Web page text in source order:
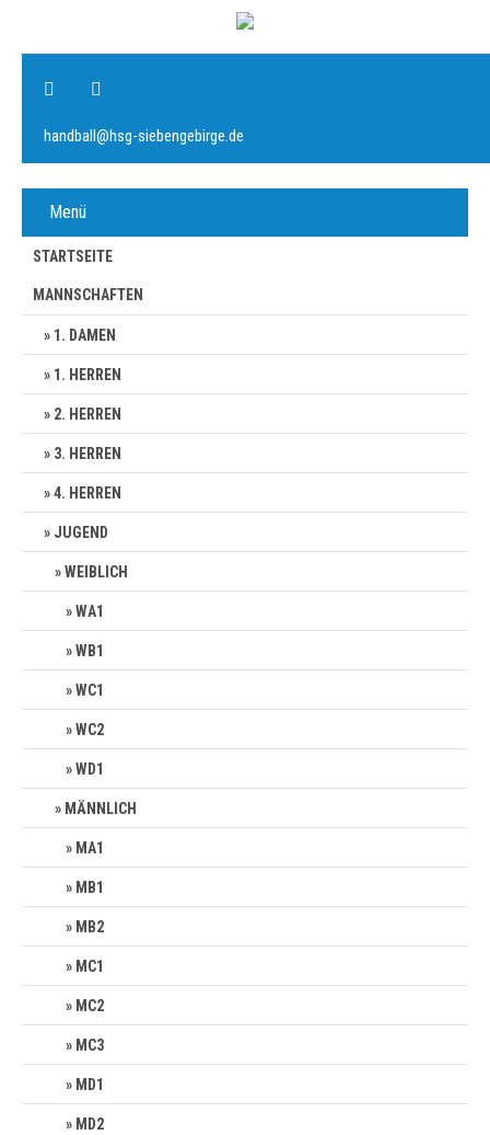
handball@hsg-siebengebirge.de
Menü
STARTSEITE
MANNSCHAFTEN
1. DAMEN
1. HERREN
2. HERREN
3. HERREN
4. HERREN
JUGEND
WEIBLICH
WA1
WB1
WC1
WC2
WD1
MÄNNLICH
MA1
MB1
MB2
MC1
MC2
MC3
MD1
MD2